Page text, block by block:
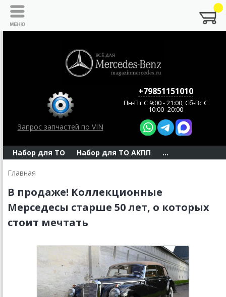
Запрос запчастей по VIN
+79851151010
Пн-Пт C 9:00 - 21:00, Сб-Вс С
10:00 -20:00
Набор для ТО Набор для ТО АКПП ...
Главная
В продаже! Коллекционные
Мерседесы старше 50 лет, о которых
стоит мечтать